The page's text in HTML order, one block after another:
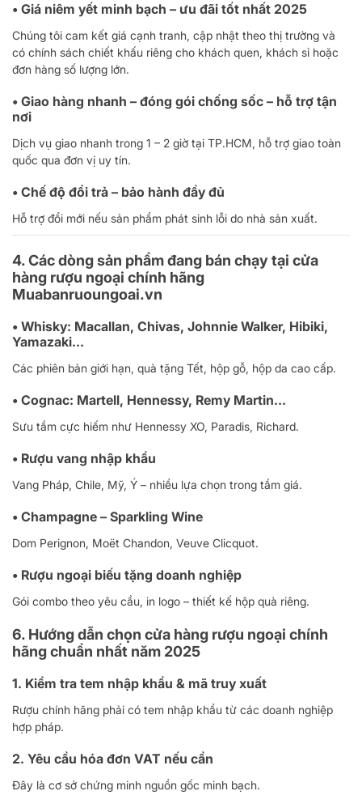
• Giá niêm yết minh bạch – ưu đãi tốt nhất 2025
Chúng tôi cam kết giá cạnh tranh, cập nhật theo thị trường và
có chính sách chiết khấu riêng cho khách quen, khách sỉ hoặc
đơn hàng số lượng lớn.
• Giao hàng nhanh – đóng gói chống sốc – hỗ trợ tận
nơi
Dịch vụ giao nhanh trong 1 – 2 giờ tại TP.HCM, hỗ trợ giao toàn
quốc qua đơn vị uy tín.
• Chế độ đổi trả – bảo hành đầy đủ
Hỗ trợ đổi mới nếu sản phẩm phát sinh lỗi do nhà sản xuất.
4. Các dòng sản phẩm đang bán chạy tại cửa
hàng rượu ngoại chính hãng
Muabanruoungoai.vn
• Whisky: Macallan, Chivas, Johnnie Walker, Hibiki,
Yamazaki…
Các phiên bản giới hạn, quà tặng Tết, hộp gỗ, hộp da cao cấp.
• Cognac: Martell, Hennessy, Remy Martin…
Sưu tầm cực hiếm như Hennessy XO, Paradis, Richard.
• Rượu vang nhập khẩu
Vang Pháp, Chile, Mỹ, Ý – nhiều lựa chọn trong tầm giá.
• Champagne – Sparkling Wine
Dom Perignon, Moët Chandon, Veuve Clicquot.
• Rượu ngoại biếu tặng doanh nghiệp
Gói combo theo yêu cầu, in logo – thiết kế hộp quà riêng.
6. Hướng dẫn chọn cửa hàng rượu ngoại chính
hãng chuẩn nhất năm 2025
1. Kiểm tra tem nhập khẩu & mã truy xuất
Rượu chính hãng phải có tem nhập khẩu từ các doanh nghiệp
hợp pháp.
2. Yêu cầu hóa đơn VAT nếu cần
Đây là cơ sở chứng minh nguồn gốc minh bạch.